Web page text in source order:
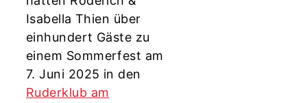
Isabella Thien über
einhundert Gäste zu
einem Sommerfest am
7. Juni 2025 in den
Ruderklub am